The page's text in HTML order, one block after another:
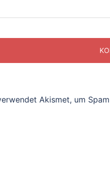
Akismet, um